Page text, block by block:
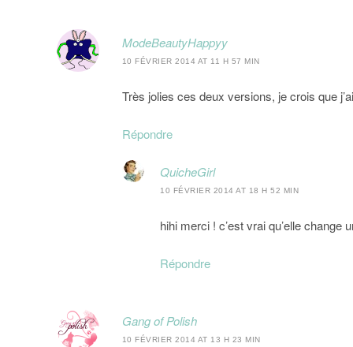
ModeBeautyHappyy
10 FÉVRIER 2014 AT 11 H 57 MIN
Très jolies ces deux versions, je crois que
Répondre
QuicheGirl
10 FÉVRIER 2014 AT 18 H 52 MIN
hihi merci ! c’est vrai qu’elle change
Répondre
Gang of Polish
10 FÉVRIER 2014 AT 13 H 23 MIN